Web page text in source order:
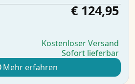
€ 124,95
Kostenloser Versand
Sofort lieferbar
Mehr erfahren